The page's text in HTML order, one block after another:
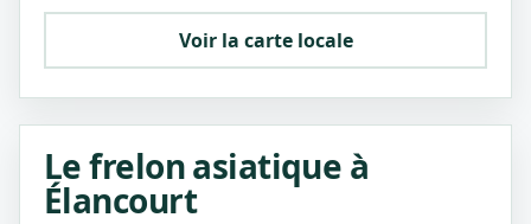
Voir la carte locale
Le frelon asiatique à
Élancourt